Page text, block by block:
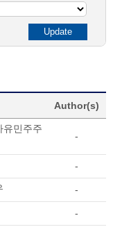
Author(s)
유민주주
-
-
-
-